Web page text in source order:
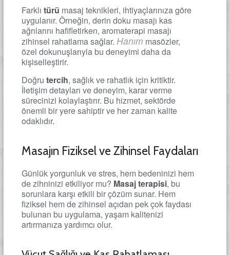
Farklı türü masaj teknikleri, ihtiyaçlarınıza göre
uygulanır. Örneğin, derin doku masajı kas
ağrılarını hafifletirken, aromaterapi masajı
zihinsel rahatlama sağlar. Hanım masözler,
özel dokunuşlarıyla bu deneyimi daha da
kişiselleştirir.
Doğru tercih, sağlık ve rahatlık için kritiktir.
İletişim detayları ve deneyim, karar verme
sürecinizi kolaylaştırır. Bu hizmet, sektörde
önemli bir yere sahiptir ve her zaman kalite
odaklıdır.
Masajın Fiziksel ve Zihinsel Faydaları
Günlük yorgunluk ve stres, hem bedeninizi hem
de zihninizi etkiliyor mu? Masaj terapisi, bu
sorunlara karşı etkili bir çözüm sunar. Hem
fiziksel hem de zihinsel açıdan pek çok faydası
bulunan bu uygulama, yaşam kalitenizi
artırmanıza yardımcı olur.